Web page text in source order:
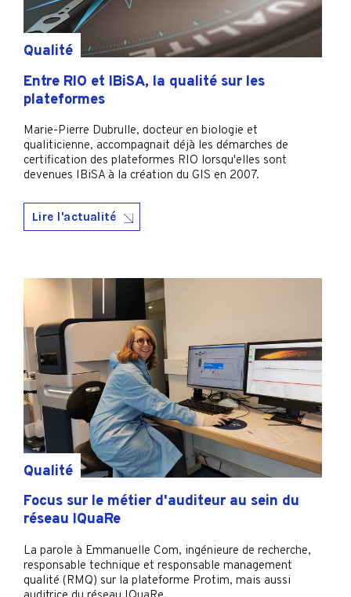
Qualité
Entre RIO et IBiSA, la qualité sur les
plateformes
Marie-Pierre Dubrulle, docteur en biologie et
qualiticienne, accompagnait déjà les démarches de
certification des plateformes RIO lorsqu'elles sont
devenues IBiSA à la création du GIS en 2007.
Lire l'actualité
Qualité
Focus sur le métier d'auditeur au sein du
réseau IQuaRe
La parole à Emmanuelle Com, ingénieure de recherche,
responsable technique et responsable management
qualité (RMQ) sur la plateforme Protim, mais aussi